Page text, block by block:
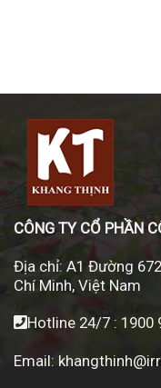
CÔNG TY CỔ PHẦN
Địa chỉ: A1 Đường
Chí Minh, Việt Nam
Hotline 24/7 : 1900
Email: